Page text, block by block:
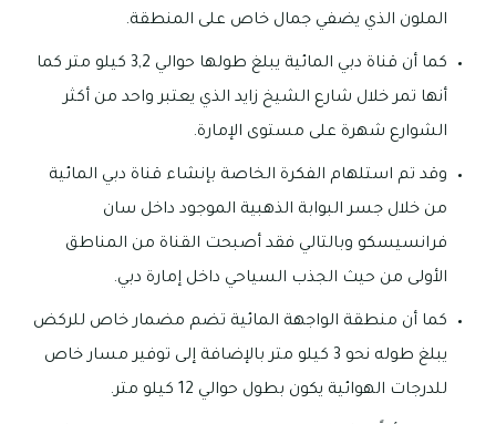
الملون الذي يضفي جمال خاص على المنطقة.
كما أن قناة دبي المائية يبلغ طولها حوالي 3,2 كيلو متر كما
أنها تمر خلال شارع الشيخ زايد الذي يعتبر واحد من أكثر
الشوارع شهرة على مستوى الإمارة.
وقد تم استلهام الفكرة الخاصة بإنشاء قناة دبي المائية
من خلال جسر البوابة الذهبية الموجود داخل سان
فرانسيسكو وبالتالي فقد أصبحت القناة من المناطق
الأولى من حيث الجذب السياحي داخل إمارة دبي.
كما أن منطقة الواجهة المائية تضم مضمار خاص للركض
يبلغ طوله نحو 3 كيلو متر بالإضافة إلى توفير مسار خاص
للدرجات الهوائية يكون بطول حوالي 12 كيلو متر.